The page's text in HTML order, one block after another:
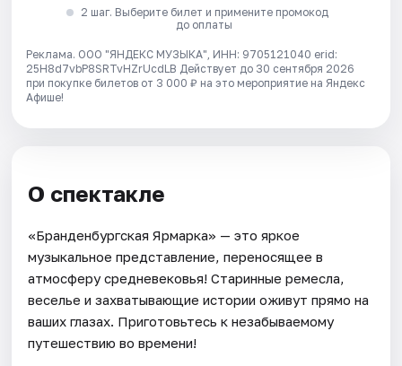
2 шаг. Выберите билет и примените промокод
до оплаты
Реклама. ООО "ЯНДЕКС МУЗЫКА", ИНН: 9705121040 erid:
25H8d7vbP8SRTvHZrUcdLB Действует до 30 сентября 2026
при покупке билетов от 3 000 ₽ на это мероприятие на Яндекс
Афише!
О спектакле
«Бранденбургская Ярмарка» — это яркое
музыкальное представление, переносящее в
атмосферу средневековья! Старинные ремесла,
веселье и захватывающие истории оживут прямо на
ваших глазах. Приготовьтесь к незабываемому
путешествию во времени!